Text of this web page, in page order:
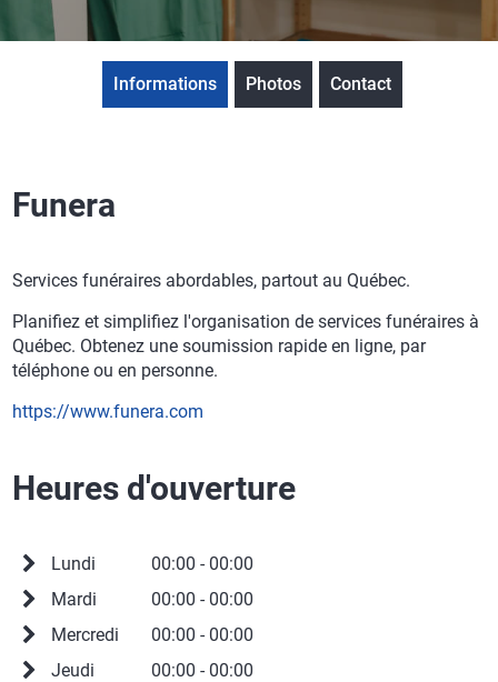
Informations Photos Contact
Funera
Services funéraires abordables, partout au Québec.
Planifiez et simplifiez l'organisation de services funéraires à
Québec. Obtenez une soumission rapide en ligne, par
téléphone ou en personne.
https://www.funera.com
Heures d'ouverture
Lundi
00:00 - 00:00
Mardi
00:00 - 00:00
Mercredi
00:00 - 00:00
Jeudi
00:00 - 00:00